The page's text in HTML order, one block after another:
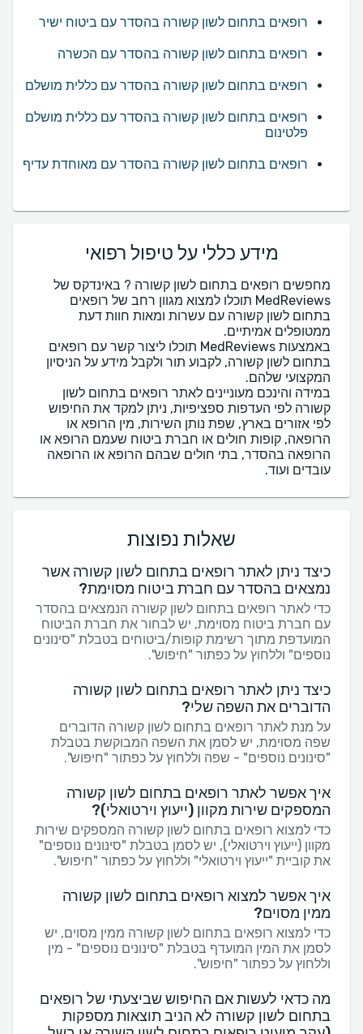
רופאים בתחום לשון קשורה בהסדר עם ביטוח ישיר
רופאים בתחום לשון קשורה בהסדר עם הכשרה
רופאים בתחום לשון קשורה בהסדר עם כללית מושלם
רופאים בתחום לשון קשורה בהסדר עם כללית מושלם
פלטינום
רופאים בתחום לשון קשורה בהסדר עם מאוחדת עדיף
מידע כללי על טיפול רפואי
מחפשים רופאים בתחום לשון קשורה ? באינדקס של
MedReviews תוכלו למצוא מגוון רחב של רופאים
בתחום לשון קשורה עם עשרות ומאות חוות דעת
באמצעות MedReviews תוכלו ליצור קשר עם רופאים
בתחום לשון קשורה, לקבוע תור ולקבל מידע על הניסיון
במידה והינכם מעוניינים לאתר רופאים בתחום לשון
קשורה לפי העדפות ספציפיות, ניתן למקד את החיפוש
לפי אזורים בארץ, שפת נותן השירות, מין הרופא או
הרופאה, קופות חולים או חברת ביטוח שעמם הרופא או
הרופאה בהסדר, בתי חולים שבהם הרופא או הרופאה
עובדים ועוד.
שאלות נפוצות
כיצד ניתן לאתר רופאים בתחום לשון קשורה אשר
נמצאים בהסדר עם חברת ביטוח מסוימת?
כדי לאתר רופאים בתחום לשון קשורה הנמצאים בהסדר
עם חברת ביטוח מסוימת, יש לבחור את חברת הביטוח
המועדפת מתוך רשימת קופות/ביטוחים בטבלת "סינונים
נוספים" וללחוץ על כפתור "חיפוש".
כיצד ניתן לאתר רופאים בתחום לשון קשורה
הדוברים את השפה שלי?
על מנת לאתר רופאים בתחום לשון קשורה הדוברים
שפה מסוימת, יש לסמן את השפה המבוקשת בטבלת
"סינונים נוספים" - שפה וללחוץ על כפתור "חיפוש".
איך אפשר לאתר רופאים בתחום לשון קשורה
המספקים שירות מקוון (ייעוץ וירטואלי)?
כדי למצוא רופאים בתחום לשון קשורה המספקים שירות
מקוון (ייעוץ וירטואלי), יש לסמן בטבלת "סינונים נוספים"
את קוביית "ייעוץ וירטואלי" וללחוץ על כפתור "חיפוש".
איך אפשר למצוא רופאים בתחום לשון קשורה
ממין מסוים?
כדי למצוא רופאים בתחום לשון קשורה ממין מסוים, יש
לסמן את המין המועדף בטבלת "סינונים נוספים" - מין
וללחוץ על כפתור "חיפוש".
מה כדאי לעשות אם החיפוש שביצעתי של רופאים
בתחום לשון קשורה לא הניב תוצאות מספקות